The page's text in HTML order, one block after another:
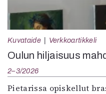
Kuvataide Verkkoartikkeli
Oulun hiljaisuus
2–3/2026
Pietarissa opiskellut